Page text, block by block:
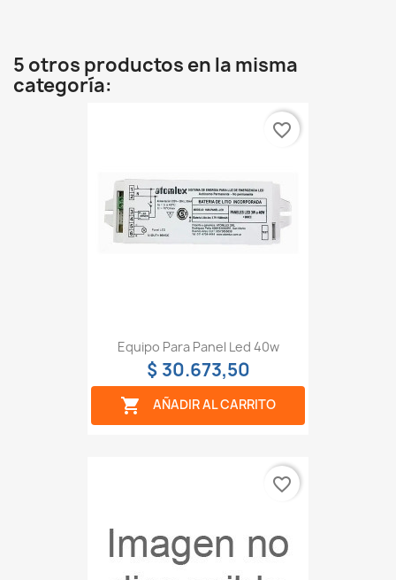
5 otros productos en la misma
categoría:
Equipo Para Panel Led 40w
$ 30.673,50
 AÑADIR AL CARRITO
favorite_border
favorite_border